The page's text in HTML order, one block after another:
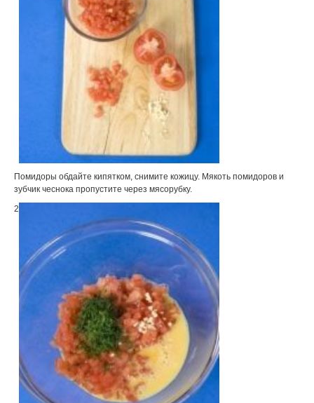
Помидоры обдайте кипятком, снимите кожицу. Мякоть помидоров и
зубчик чеснока пропустите через мясорубку.
2